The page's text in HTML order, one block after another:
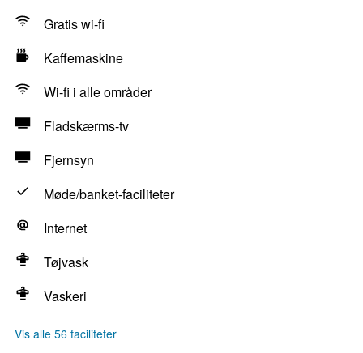
Gratis wi-fi
Kaffemaskine
Wi-fi i alle områder
Fladskærms-tv
Fjernsyn
Møde/banket-faciliteter
Internet
Tøjvask
Vaskeri
Vis alle 56 faciliteter